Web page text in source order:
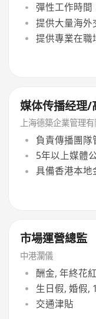
彈性工作時
提供大量海外
提供專業在職
媒体传播经理/
上海德築企業管理
負責傳播團隊
5年以上媒體
具備香港本地
市場運營總監
中港瀾儀
酬金, 年終花
生日假, 婚假,
交通津貼